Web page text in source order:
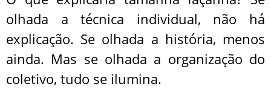
olhada a técnica individual, não há
explicação. Se olhada a história, menos
ainda. Mas se olhada a organização do
coletivo, tudo se ilumina.